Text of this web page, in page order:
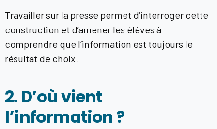
Travailler sur la presse permet d’interroger cette
construction et d’amener les élèves à
comprendre que l’information est toujours le
résultat de choix.
2. D’où vient
l’information ?